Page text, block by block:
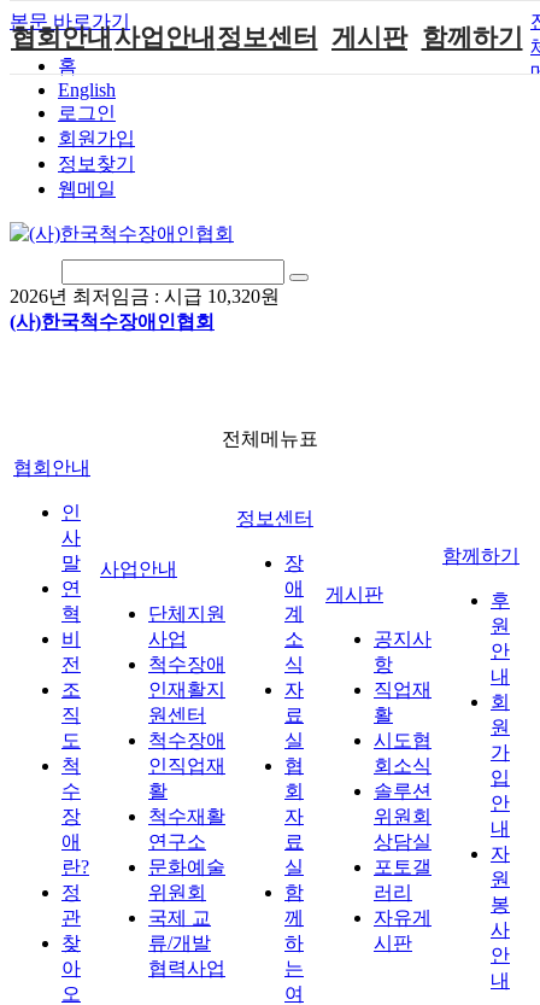
본문 바로가기
홈
English
로그인
회원가입
정보찾기
웹메일
2026년 최저임금 : 시급 10,320원
(사)한국척수장애인협회
협회안내
인사말
연혁
비전
조직도
척수장애란?
찾아오시는길
사업안내
단체지원사업
척수장애인재
활지원센터
척수장애인직
문화예술위원
회
정보센터 게시판 함께하기
전체메뉴표
협회안내
인
사
말
연
혁
비
전
조
직
도
척
수
장
애
란?
정
관
찾
아
오
사업안내
단체지원
사업
척수장애
인재활지
원센터
척수장애
인직업재
활
척수재활
연구소
문화예술
위원회
국제 교
류/개발
협력사업
정보센터
장
애
계
소
식
자
료
실
협
회
자
료
실
함
께
하
는
여
게시판
공지사
항
직업재
활
시도협
회소식
솔루션
위원회
상담실
포토갤
러리
자유게
시판
함께하기
후
원
안
내
회
원
가
입
안
내
자
원
봉
사
안
내